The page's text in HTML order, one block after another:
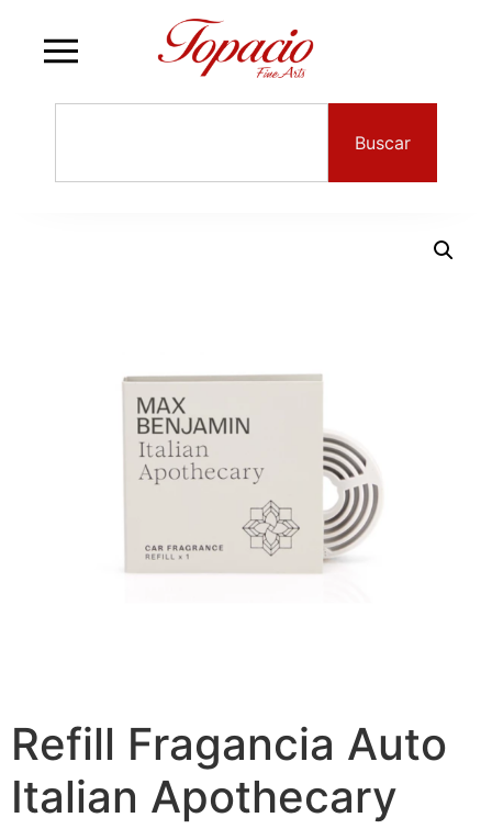
Buscar
Refill Fragancia Auto
Italian Apothecary